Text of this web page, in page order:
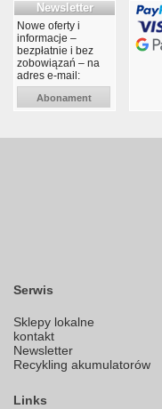
Newsletter
Nowe oferty i
informacje –
bezpłatnie i bez
zobowiązań – na
adres e-mail:
Abonament
Serwis
Sklepy lokalne
kontakt
Newsletter
Recykling akumulatorów
Links